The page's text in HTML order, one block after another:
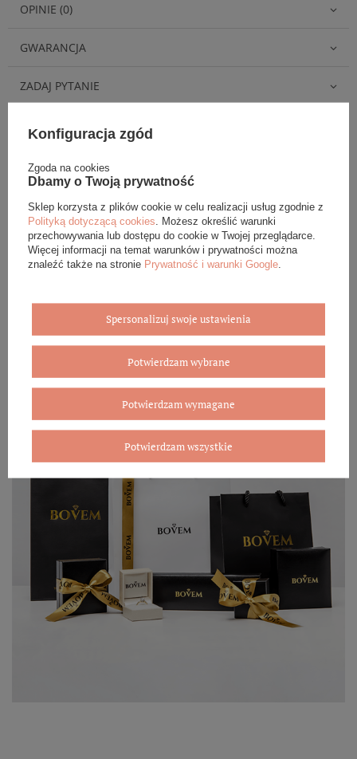
OPINIE (0)
GWARANCJA
ZADAJ PYTANIE
Eleganckie opakowanie gratis
Biżuterię i zegarki zakupione w sklepie internetowym
BOVEM otrzymasz jako gotowy do wręczenia upominek. Do
każdego zamówienia dołączamy pudełko ze skóry
ekologicznej oraz elegancką torebkę. Rozmiary i wzory
WYBIERZ PREZENT
Konfiguracja zgód
Zgoda na cookies
Dbamy o Twoją prywatność
Sklep korzysta z plików cookie w celu realizacji usług zgodnie z
Polityką dotyczącą cookies . Możesz określić warunki
przechowywania lub dostępu do cookie w Twojej przeglądarce.
Więcej informacji na temat warunków i prywatności można
znaleźć także na stronie Prywatność i warunki Google
Spersonalizuj swoje ustawienia
Potwierdzam wybrane
Potwierdzam wymagane
Potwierdzam wszystkie